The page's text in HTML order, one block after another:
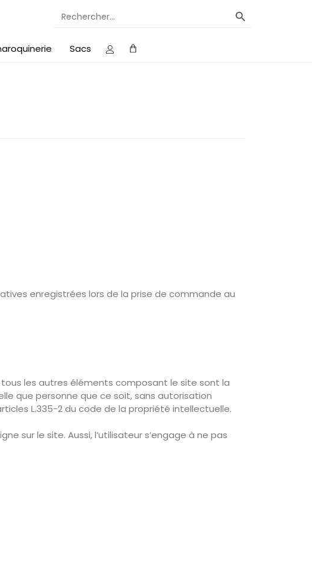
for:
Sacs
enregistrées lors de la prise de commande au
les autres éléments composant le site sont la
que personne que ce soit, sans autorisation
L.335-2 du code de la propriété intellectuelle.
sur le site. Aussi, l’utilisateur s’engage à ne pas